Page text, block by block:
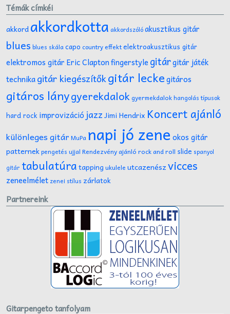
Témák címkéi
akkordakkordkotta akkordszólóakusztikus gitár
blues blues skálacapo country effektelektroakusztikus gitár
elektromos gitár Eric Claptonfingerstyle gitárgitár játék
technikagitár kiegészítőkgitár leckegitáros
gitáros lánygyerekdalokgyermekdalokhangolás típusok
hard rock improvizáció jazzJimi Hendrix Koncert ajánló
különleges gitár MuPa napi jó zene okos gitár
patternekpengetés ujjal Rendezvény ajánló rock and roll slide spanyol
gitár tabulatúratapping ukulele utcazenészvicces
zeneelmélet zenei stílus zárlatok
Partnereink
Gitarpengeto tanfolyam